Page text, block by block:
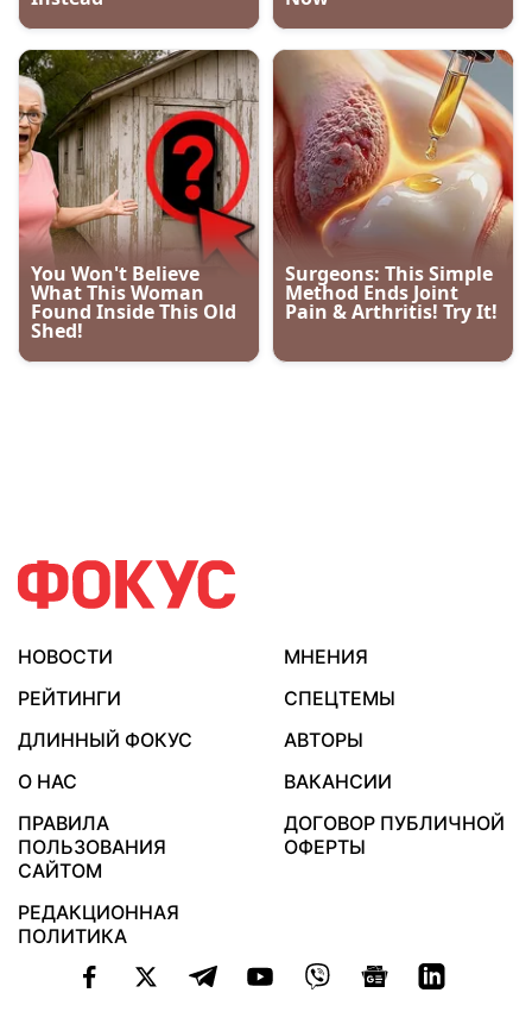
НОВОСТИ
МНЕНИЯ
РЕЙТИНГИ
СПЕЦТЕМЫ
ДЛИННЫЙ ФОКУС
АВТОРЫ
О НАС
ВАКАНСИИ
ПРАВИЛА
ПОЛЬЗОВАНИЯ
САЙТОМ
ДОГОВОР ПУБЛИЧНОЙ
ОФЕРТЫ
РЕДАКЦИОННАЯ
ПОЛИТИКА